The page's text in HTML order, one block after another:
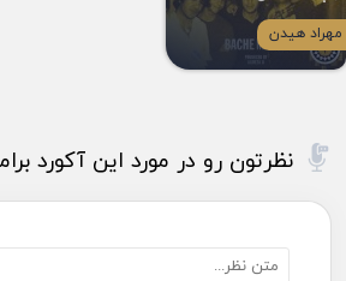
مهراد هیدن
نظرتون رو در مورد این آکورد